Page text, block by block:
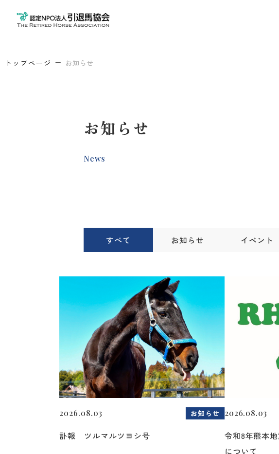
トップページ お知らせ
お知らせ
News
すべて お知らせ イベント
2026.08.03 お知らせ
訃報 ツルマルツヨシ号
2026.08.03
令和8年熊本
について